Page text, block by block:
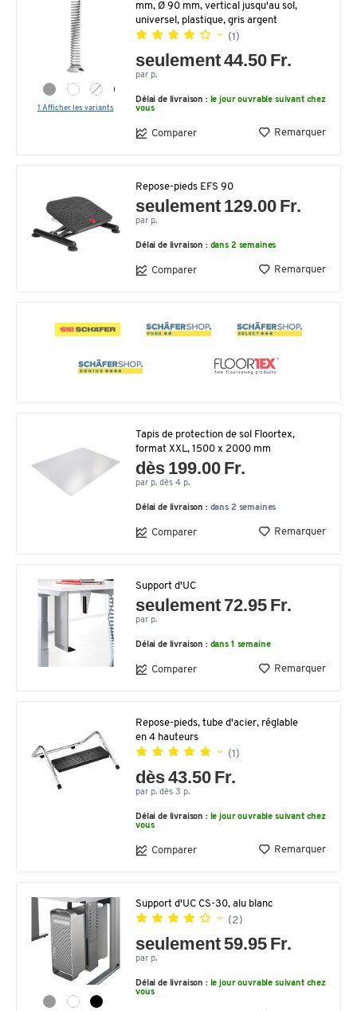
1 Afficher les variants
mm, Ø 90 mm, vertical jusqu'au sol,
universel, plastique, gris argent
(1)
seulement 44.50 Fr.
par p.
Délai de livraison : le jour ouvrable suivant chez
vous
Comparer Remarquer
Repose-pieds EFS 90
seulement 129.00 Fr.
par p.
Délai de livraison : dans 2 semaines
Comparer Remarquer
Tapis de protection de sol Floortex,
format XXL, 1500 x 2000 mm
dès 199.00 Fr.
par p. dès 4 p.
Délai de livraison : dans 2 semaines
Comparer Remarquer
Support d'UC
seulement 72.95 Fr.
par p.
Délai de livraison : dans 1 semaine
Comparer Remarquer
Repose-pieds, tube d'acier, réglable
en 4 hauteurs
(1)
dès 43.50 Fr.
par p. dès 3 p.
Délai de livraison : le jour ouvrable suivant chez
vous
Comparer Remarquer
Support d'UC CS-30, alu blanc
(2)
seulement 59.95 Fr.
par p.
Délai de livraison : le jour ouvrable suivant chez
vous